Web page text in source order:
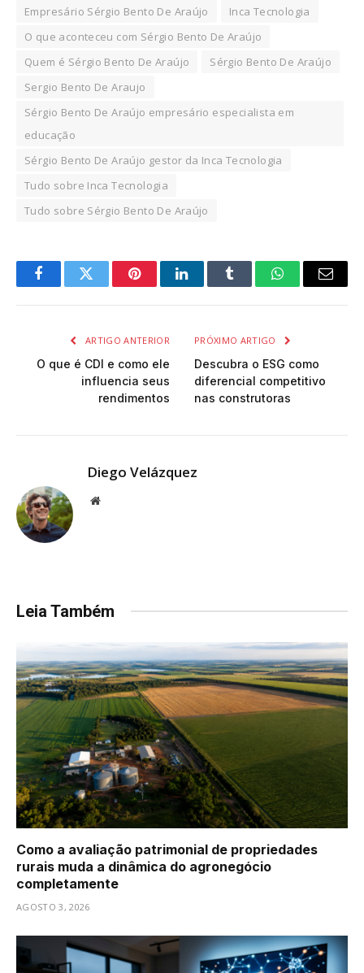
Empresário Sérgio Bento De Araújo
Inca Tecnologia
O que aconteceu com Sérgio Bento De Araújo
Quem é Sérgio Bento De Araújo
Sérgio Bento De Araújo
Sergio Bento De Araujo
Sérgio Bento De Araújo empresário especialista em
educação
Sérgio Bento De Araújo gestor da Inca Tecnologia
Tudo sobre Inca Tecnologia
Tudo sobre Sérgio Bento De Araújo
FacebookTwitter PinterestLinkedInTumblr WhatsAppEmail
ARTIGO ANTERIOR
O que é CDI e como ele
influencia seus
rendimentos
PRÓXIMO ARTIGO
Descubra o ESG como
diferencial competitivo
nas construtoras
Diego Velázquez
Website
Leia Também
Como a avaliação patrimonial de propriedades
rurais muda a dinâmica do agronegócio
completamente
AGOSTO 3, 2026